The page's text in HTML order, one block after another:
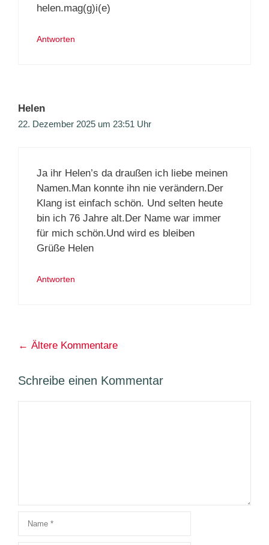
helen.mag(g)i(e)
Antworten
Helen
22. Dezember 2025 um 23:51 Uhr
Ja ihr Helen’s da draußen ich liebe meinen
Namen.Man konnte ihn nie verändern.Der
Klang ist einfach schön. Und selten heute
bin ich 76 Jahre alt.Der Name war immer
für mich schön.Und wird es bleiben
Grüße Helen
Antworten
Kommentarnavigation
← Ältere Kommentare
Schreibe einen Kommentar
Name